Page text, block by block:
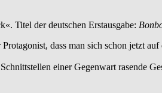
Titel der deutschen Erstausgabe:
dass man sich schon jetzt
einer Gegenwart